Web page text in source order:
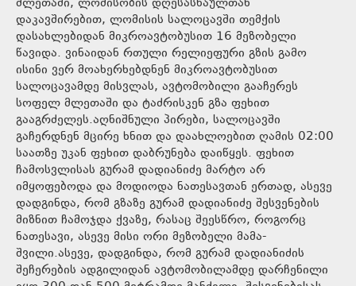
დაკავშირებით, ლომისის სალოცავში თემქის
დასახლებიდან მიკროავტობუსით 16 მეზობელი
წავიდა. ვინაიდან რთული რელიეფური გზის გამო
ისინი ვერ მოახერხებდნენ მიკროავტობუსით
სალოცავამდე მისვლას, ავტომობილი გააჩერეს
სოფელ მლეთაში და ტაძრისკენ გზა ფეხით
გააგრძელეს.აღნიშნული პირები, სალოცავში
გაჩერდნენ მცირე ხნით და დაახლოებით ღამის 02:00
საათზე უკან ფეხით დაბრუნება დაიწყეს. ფეხით
ჩამოსვლისას გურამ დადიანიძე მარტო არ
იმყოფებოდა და მოდიოდა ნათესავთან ერთად, ასევე
დადგინდა, რომ გზაზე გურამ დადიანიძე შესვენების
მიზნით ჩამოჯდა ქვაზე, რასაც შეესწრო, როგორც
ნათესავი, ასევე მისი ორი მეზობელი მამა-
შვილი.ასევე, დადგინდა, რომ გურამ დადიანიძის
შეჩერების ადგილიდან ავტომობილამდე დარჩენილი